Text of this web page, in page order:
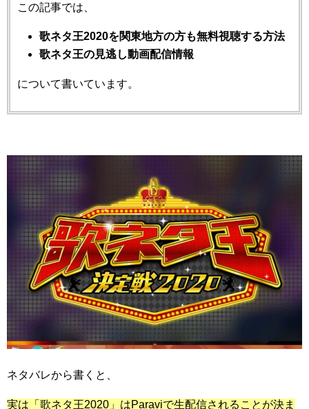
この記事では、
歌ネタ王2020を関東地方の方も無料視聴する方法
歌ネタ王の見逃し動画配信情報
について書いています。
ネタバレから書くと、
実は「歌ネタ王2020」はParaviで生配信されることが決ま